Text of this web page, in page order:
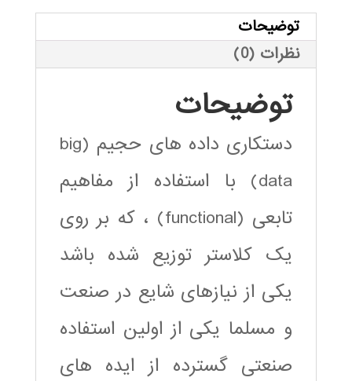
توضیحات
نظرات (0)
توضیحات
دستکاری داده های حجیم (big
data) با استفاده از مفاهیم
تابعی (functional) ، که بر روی
یک کلاستر توزیع شده باشد
یکی از نیازهای شایع در صنعت
و مسلما یکی از اولین استفاده
صنعتی گسترده از ایده های